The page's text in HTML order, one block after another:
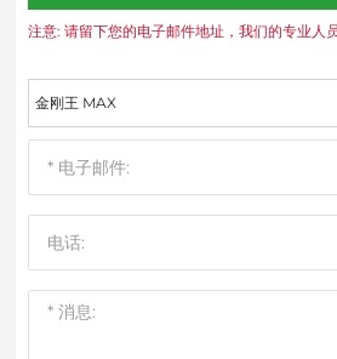
注意: 请留下您的电子邮件地址，我们的专业人
金刚王 MAX